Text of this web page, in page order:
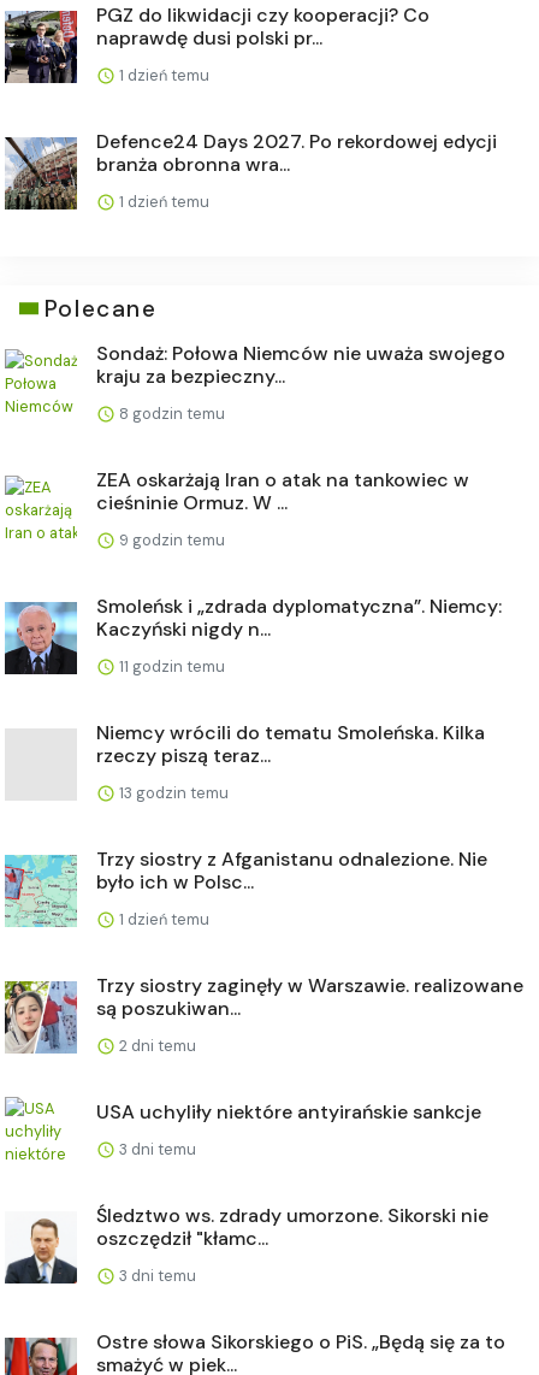
PGZ do likwidacji czy kooperacji? Co
naprawdę dusi polski pr...
1 dzień temu
Defence24 Days 2027. Po rekordowej edycji
branża obronna wra...
1 dzień temu
Polecane
Sondaż: Połowa Niemców nie uważa swojego
kraju za bezpieczny...
8 godzin temu
ZEA oskarżają Iran o atak na tankowiec w
cieśninie Ormuz. W ...
9 godzin temu
Smoleńsk i „zdrada dyplomatyczna”. Niemcy:
Kaczyński nigdy n...
11 godzin temu
Niemcy wrócili do tematu Smoleńska. Kilka
rzeczy piszą teraz...
13 godzin temu
Trzy siostry z Afganistanu odnalezione. Nie
było ich w Polsc...
1 dzień temu
Trzy siostry zaginęły w Warszawie. realizowane
są poszukiwan...
2 dni temu
USA uchyliły niektóre antyirańskie sankcje
3 dni temu
Śledztwo ws. zdrady umorzone. Sikorski nie
oszczędził "kłamc...
3 dni temu
Ostre słowa Sikorskiego o PiS. „Będą się za to
smażyć w piek...